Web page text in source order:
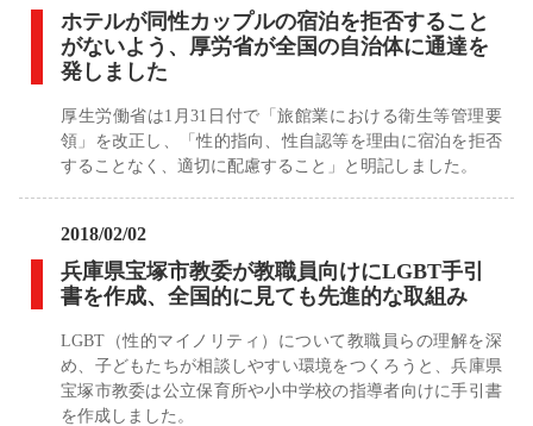
ホテルが同性カップルの宿泊を拒否すること
がないよう、厚労省が全国の自治体に通達を
発しました
厚生労働省は1月31日付で「旅館業における衛生等管理要
領」を改正し、「性的指向、性自認等を理由に宿泊を拒否
することなく、適切に配慮すること」と明記しました。
2018/02/02
兵庫県宝塚市教委が教職員向けにLGBT手引
書を作成、全国的に見ても先進的な取組み
LGBT（性的マイノリティ）について教職員らの理解を深
め、子どもたちが相談しやすい環境をつくろうと、兵庫県
宝塚市教委は公立保育所や小中学校の指導者向けに手引書
を作成しました。